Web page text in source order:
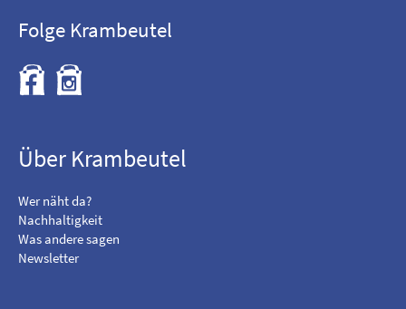
Folge Krambeutel
F
i
m
e
n
F
a
c
B
e
h
m
i
c
h
Über Krambeutel
Wer näht da?
Nachhaltigkeit
Was andere sagen
Newsletter